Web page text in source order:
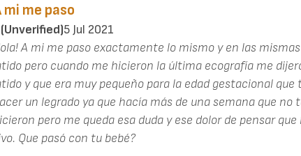
mi me paso
5 Jul 2021
A mi me paso exactamente lo mismo y en las
pero cuando me hicieron la última ecografía me
y que era muy pequeño para la edad gestacional que
un legrado ya que hacía más de una semana que no
pero me queda esa duda y ese dolor de pensar
Que pasó con tu bebé?